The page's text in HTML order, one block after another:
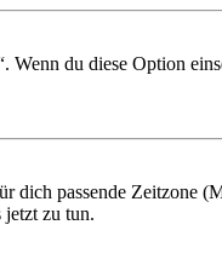
du diese Option
dich passende Zeitzone
jetzt zu tun.